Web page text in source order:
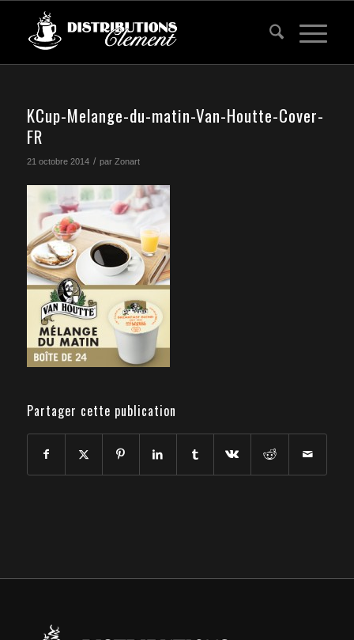
KCup-Melange-du-matin-Van-Houtte-Cover-
FR
21 octobre 2014 / par Zonart
Partager cette publication